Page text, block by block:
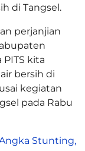
di Tangsel.
perjanjian
kita
bersih di
kegiatan
pada Rabu
Stunting,